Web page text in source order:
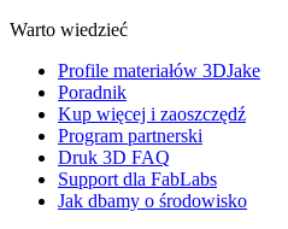
Warto wiedzieć
Profile materiałów 3DJake
Poradnik
Kup więcej i zaoszczędź
Program partnerski
Druk 3D FAQ
Support dla FabLabs
Jak dbamy o środowisko